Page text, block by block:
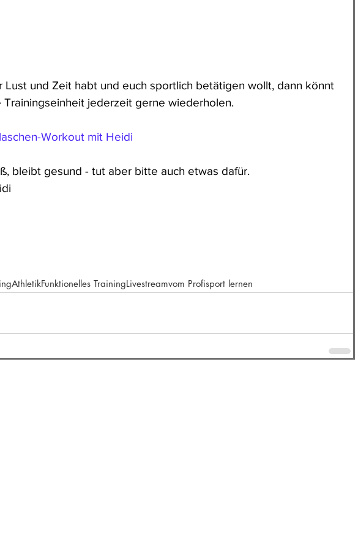
Lust und Zeit habt und euch sportlich betätigen wollt, dann könnt
Trainingseinheit jederzeit gerne wiederholen.
Workout mit Heidi
bleibt gesund - tut aber bitte auch etwas dafür.
AthletikFunktionelles TrainingLivestreamvom Profisport lernen